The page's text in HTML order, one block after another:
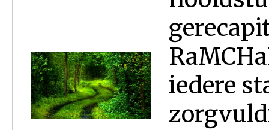
iedere